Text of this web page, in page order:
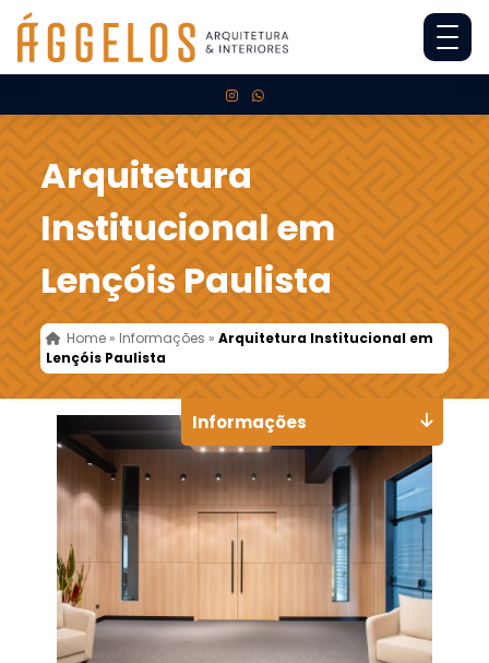
Arquitetura
Institucional em
Lençóis Paulista
Home » Informações »Arquitetura Institucional em
Lençóis Paulista
Informações